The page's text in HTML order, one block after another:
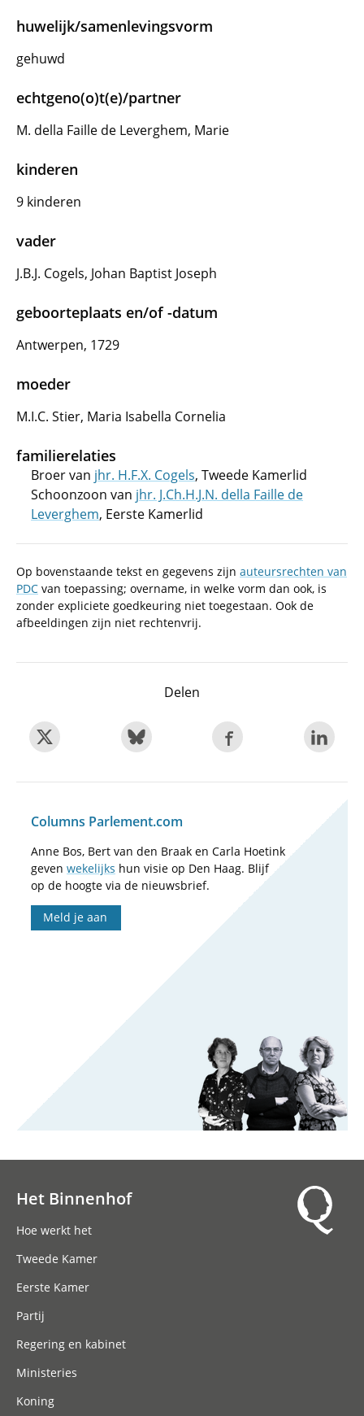
huwelijk/samenlevingsvorm
gehuwd
echtgeno(o)t(e)/partner
M. della Faille de Leverghem, Marie
kinderen
9 kinderen
vader
J.B.J. Cogels, Johan Baptist Joseph
geboorteplaats en/of -datum
Antwerpen, 1729
moeder
M.I.C. Stier, Maria Isabella Cornelia
familierelaties
Broer van jhr. H.F.X. Cogels, Tweede Kamerlid
Schoonzoon van jhr. J.Ch.H.J.N. della Faille de
Leverghem, Eerste Kamerlid
Op bovenstaande tekst en gegevens zijn auteursrechten van
PDC van toepassing; overname, in welke vorm dan ook, is
zonder expliciete goedkeuring niet toegestaan. Ook de
afbeeldingen zijn niet rechtenvrij.
Delen
Columns Parlement.com
Anne Bos, Bert van den Braak en Carla Hoetink
geven wekelijks hun visie op Den Haag. Blijf
op de hoogte via de nieuwsbrief.
Meld je aan
Het Binnenhof
Hoe werkt het
Tweede Kamer
Eerste Kamer
Partij
Regering en kabinet
Ministeries
Koning